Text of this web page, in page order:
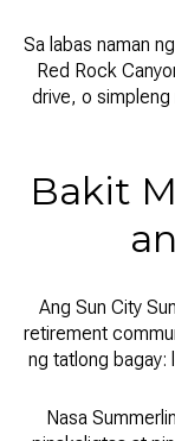
Sa labas naman
Red Rock
drive, o simpleng
Bakit
Ang Sun City
retirement
ng tatlong bagay:
Nasa